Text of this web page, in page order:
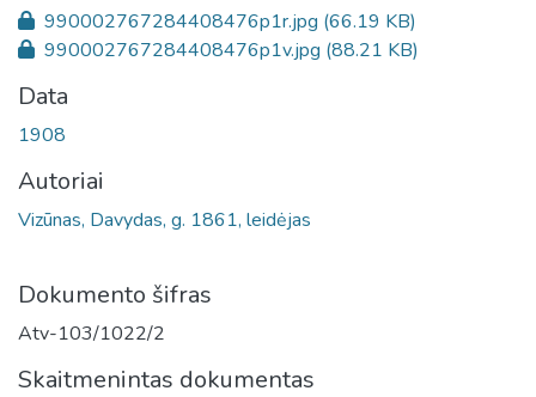
990002767284408476p1r.jpg (66.19 KB)
990002767284408476p1v.jpg (88.21 KB)
Data
1908
Autoriai
Vizūnas, Davydas, g. 1861, leidėjas
Dokumento šifras
Atv-103/1022/2
Skaitmenintas dokumentas